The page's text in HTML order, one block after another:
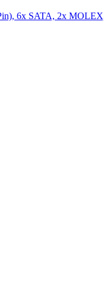
6x SATA, 2x